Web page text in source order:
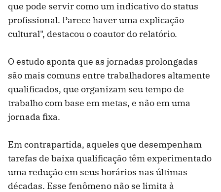
que pode servir como um indicativo do status
profissional. Parece haver uma explicação
cultural", destacou o coautor do relatório.
O estudo aponta que as jornadas prolongadas
são mais comuns entre trabalhadores altamente
qualificados, que organizam seu tempo de
trabalho com base em metas, e não em uma
jornada fixa.
Em contrapartida, aqueles que desempenham
tarefas de baixa qualificação têm experimentado
uma redução em seus horários nas últimas
décadas. Esse fenômeno não se limita à